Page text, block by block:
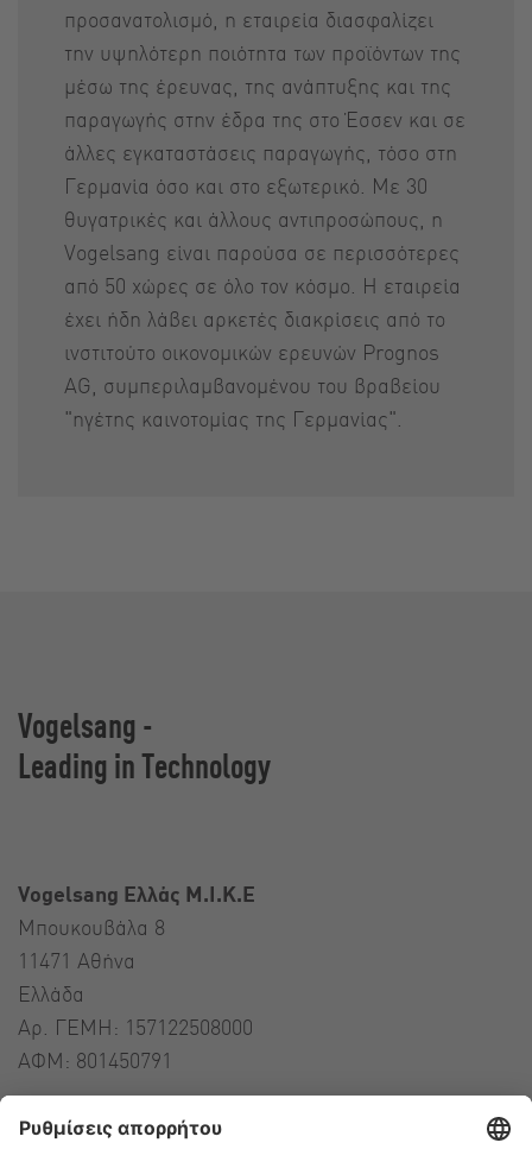
προσανατολισμό, η εταιρεία διασφαλίζει
την υψηλότερη ποιότητα των προϊόντων της
μέσω της έρευνας, της ανάπτυξης και της
παραγωγής στην έδρα της στο Έσσεν και σε
άλλες εγκαταστάσεις παραγωγής, τόσο στη
Γερμανία όσο και στο εξωτερικό. Με 30
θυγατρικές και άλλους αντιπροσώπους, η
Vogelsang είναι παρούσα σε περισσότερες
από 50 χώρες σε όλο τον κόσμο. Η εταιρεία
έχει ήδη λάβει αρκετές διακρίσεις από το
ινστιτούτο οικονομικών ερευνών Prognos
AG, συμπεριλαμβανομένου του βραβείου
"ηγέτης καινοτομίας της Γερμανίας".
Vogelsang -
Leading in Technology
Vogelsang Ελλάς Μ.Ι.Κ.Ε
Μπουκουβάλα 8
11471 Αθήνα
Ελλάδα
Αρ. ΓΕΜΗ: 157122508000
ΑΦΜ: 801450791